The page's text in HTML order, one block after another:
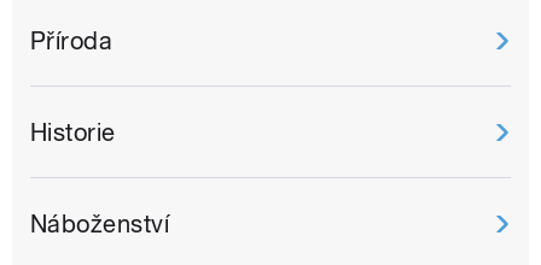
Příroda
Historie
Náboženství